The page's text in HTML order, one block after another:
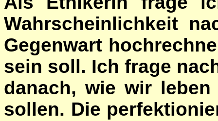
Wahrscheinlichkeit
Gegenwart
sein soll. Ich frage
danach, wie wir
sollen. Die